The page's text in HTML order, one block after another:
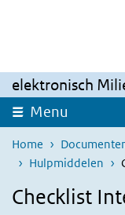
Overslaan en naar de
elektronisch
Menu
Home
Hulpmiddelen
Checklist